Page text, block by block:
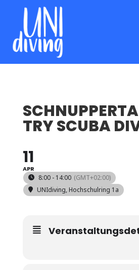
TRY SCUBA
11
APR
8:00 - 14:00 (GMT+02:00)
UNIdiving, Hochschulring 1a